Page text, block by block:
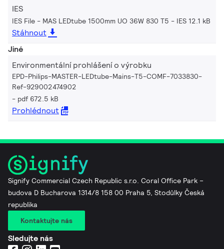
IES
IES File - MAS LEDtube 1500mm UO 36W 830 T5 IES 12.1 kB
Stáhnout
Jiné
Environmentální prohlášení o výrobku
EPD-Philips-MASTER-LEDtube-Mains-T5-COMF-7033830-
Ref-929002474902
pdf 672.5 kB
Prohlédnout
Signify Commercial Czech Republic s.r.o. Coral Office Park –
budova D Bucharova 1314/8 158 00 Praha 5, Stodůlky Česká
republika
Kontaktujte nás
Sledujte nás